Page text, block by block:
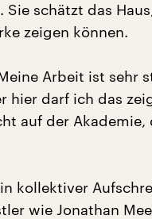
schätzt das
zeigen können.
Arbeit ist sehr
hier darf ich das
auf der Akademie,
kollektiver
wie Jonathan